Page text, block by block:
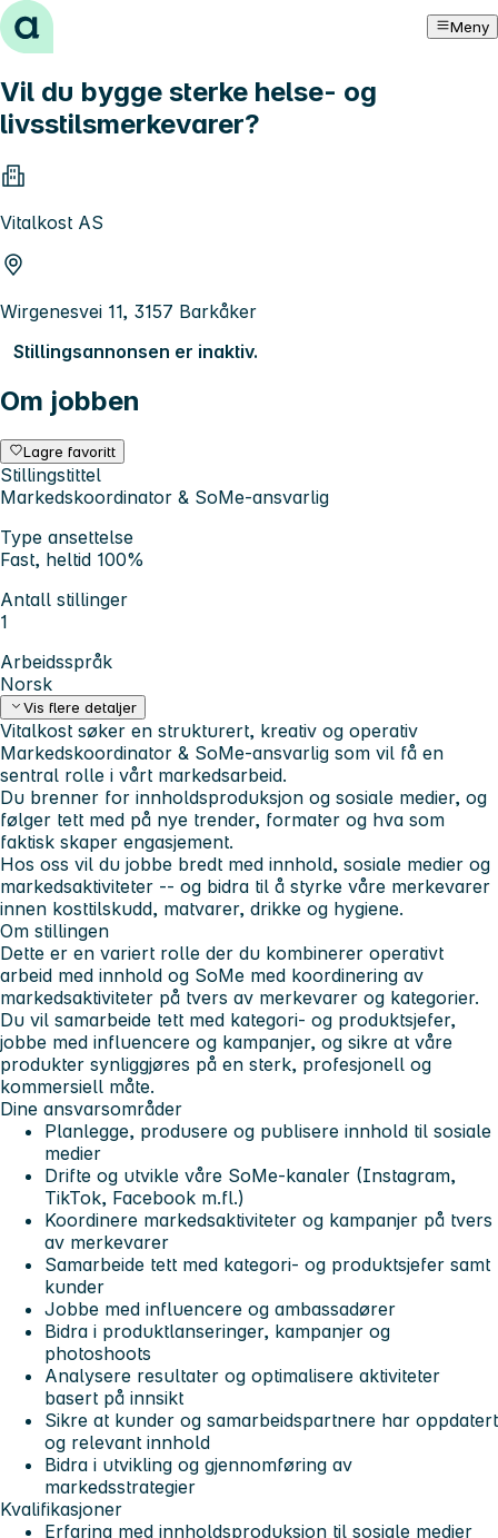
Hopp til innhold Meny
Vil du bygge sterke helse- og
livsstilsmerkevarer?
Vitalkost AS
Wirgenesvei 11, 3157 Barkåker
Stillingsannonsen er inaktiv.
Om jobben
Lagre favoritt
Stillingstittel
Markedskoordinator & SoMe-ansvarlig
Type ansettelse
Fast, heltid 100%
Antall stillinger
1
Arbeidsspråk
Norsk
Vis flere detaljer
Vitalkost søker en strukturert, kreativ og operativ
Markedskoordinator & SoMe-ansvarlig som vil få en
sentral rolle i vårt markedsarbeid.
Du brenner for innholdsproduksjon og sosiale medier, og
følger tett med på nye trender, formater og hva som
faktisk skaper engasjement.
Hos oss vil du jobbe bredt med innhold, sosiale medier og
markedsaktiviteter -- og bidra til å styrke våre merkevarer
innen kosttilskudd, matvarer, drikke og hygiene.
Om stillingen
Dette er en variert rolle der du kombinerer operativt
arbeid med innhold og SoMe med koordinering av
markedsaktiviteter på tvers av merkevarer og kategorier.
Du vil samarbeide tett med kategori- og produktsjefer,
jobbe med influencere og kampanjer, og sikre at våre
produkter synliggjøres på en sterk, profesjonell og
kommersiell måte.
Dine ansvarsområder
Planlegge, produsere og publisere innhold til sosiale
medier
Drifte og utvikle våre SoMe-kanaler (Instagram,
TikTok, Facebook m.fl.)
Koordinere markedsaktiviteter og kampanjer på tvers
av merkevarer
Samarbeide tett med kategori- og produktsjefer samt
kunder
Jobbe med influencere og ambassadører
Bidra i produktlanseringer, kampanjer og
photoshoots
Analysere resultater og optimalisere aktiviteter
basert på innsikt
Sikre at kunder og samarbeidspartnere har oppdatert
og relevant innhold
Bidra i utvikling og gjennomføring av
markedsstrategier
Kvalifikasjoner
Erfaring med innholdsproduksjon til sosiale medier